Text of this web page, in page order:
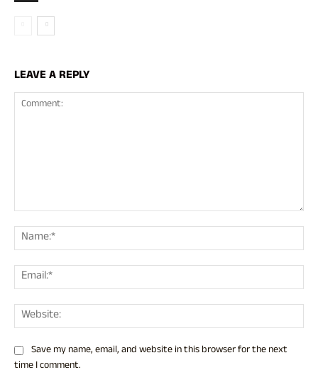
LEAVE A REPLY
Save my name, email, and website in this browser for the next
time I comment.